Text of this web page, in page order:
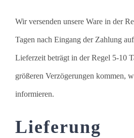
Wir versenden unsere Ware in der
Tagen nach Eingang der Zahlung
Lieferzeit beträgt in der Regel 5-10
größeren Verzögerungen kommen,
informieren.
Lieferung